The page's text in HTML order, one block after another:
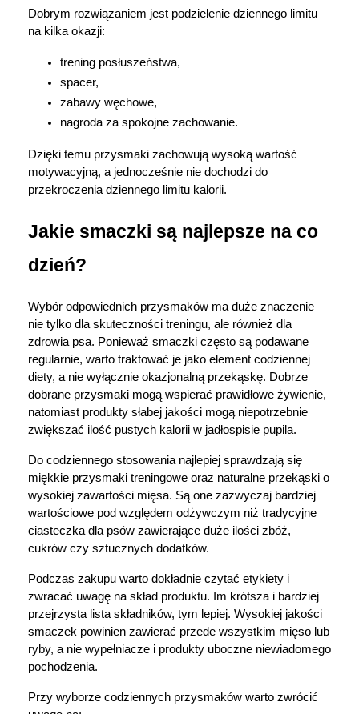
Korzystamy z plików cookies w celu
dostosowania zawartości serwisu do Twoich
preferencji. Więcej informacji znajdziesz w
naszejpolityce prywatności
warunki przechowywania lub dostępu do
cookies poprzez kliknięcie przycisku
Dobrym rozwiązaniem jest podzielenie dziennego limitu
na kilka okazji:
trening posłuszeństwa,
spacer,
zabawy węchowe,
nagroda za spokojne zachowanie.
Dzięki temu przysmaki zachowują wysoką wartość
motywacyjną, a jednocześnie nie dochodzi do
przekroczenia dziennego limitu kalorii.
Jakie smaczki są najlepsze na co
dzień?
Wybór odpowiednich przysmaków ma duże znaczenie
nie tylko dla skuteczności treningu, ale również dla
zdrowia psa. Ponieważ smaczki często są podawane
regularnie, warto traktować je jako element codziennej
diety, a nie wyłącznie okazjonalną przekąskę. Dobrze
dobrane przysmaki mogą wspierać prawidłowe żywienie,
natomiast produkty słabej jakości mogą niepotrzebnie
zwiększać ilość pustych kalorii w jadłospisie pupila.
Do codziennego stosowania najlepiej sprawdzają się
miękkie przysmaki treningowe oraz naturalne przekąski o
wysokiej zawartości mięsa. Są one zazwyczaj bardziej
wartościowe pod względem odżywczym niż tradycyjne
ciasteczka dla psów zawierające duże ilości zbóż,
cukrów czy sztucznych dodatków.
Podczas zakupu warto dokładnie czytać etykiety i
zwracać uwagę na skład produktu. Im krótsza i bardziej
przejrzysta lista składników, tym lepiej. Wysokiej jakości
smaczek powinien zawierać przede wszystkim mięso lub
ryby, a nie wypełniacze i produkty uboczne niewiadomego
pochodzenia.
Przy wyborze codziennych przysmaków warto zwrócić